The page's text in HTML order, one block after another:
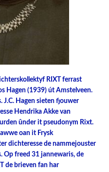
RIXT ferrast
Hagen (1939) út Amstelveen.
J.C. Hagen sieten fjouwer
Hendrika Akke van
ûnder it pseudonym Rixt.
oan it Frysk
dichteresse de nammejouster
Op freed 31 jannewaris, de
de brieven fan har